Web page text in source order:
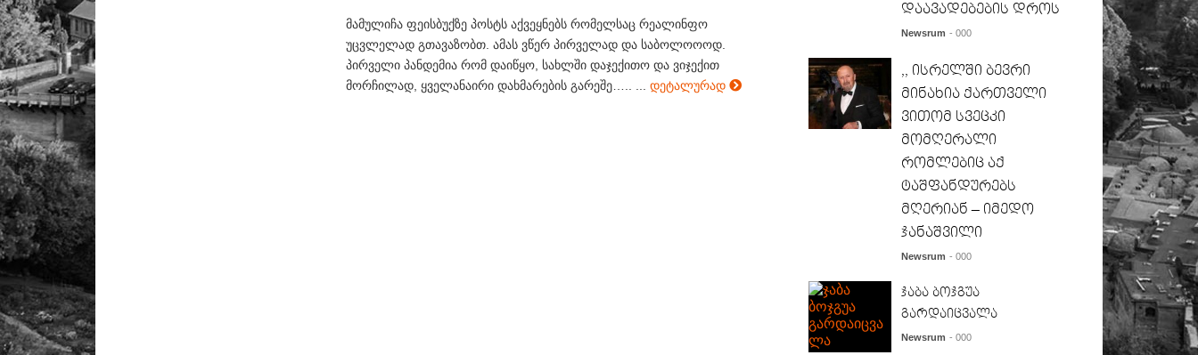
მამულიჩა ფეისბუქზე პოსტს აქვეყნებს რომელსაც რეალინფო
უცვლელად გთავაზობთ. ამას ვწერ პირველად და საბოლოოოდ.
პირველი პანდემია რომ დაიწყო, სახლში დაჯექითო და ვიჯექით
მორჩილად, ყველანაირი დახმარების გარეშე….. ...
დეტალურად
დაავადებების დროს
Newsrum - 000
,, ისრელში ბევრი
მინახია ქართველი
ვითომ სვეცკი
მომღერალი
რომლებიც აქ
ტაშფანდურებს
მღერიან – იმედო
ჯანაშვილი
Newsrum - 000
ჯაბა ბოჯგუა
გარდაიცვალა
Newsrum - 000